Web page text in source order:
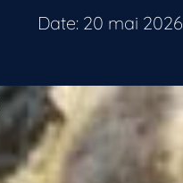
Date: 20 mai 2026